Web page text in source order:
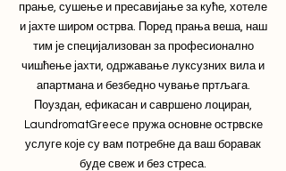
прање, сушење и пресавијање за куће, хотеле
и јахте широм острва. Поред прања веша, наш
тим је специјализован за професионално
чишћење јахти, одржавање луксузних вила и
апартмана и безбедно чување пртљага.
Поуздан, ефикасан и савршено лоциран,
LaundromatGreece пружа основне острвске
услуге које су вам потребне да ваш боравак
буде свеж и без стреса.